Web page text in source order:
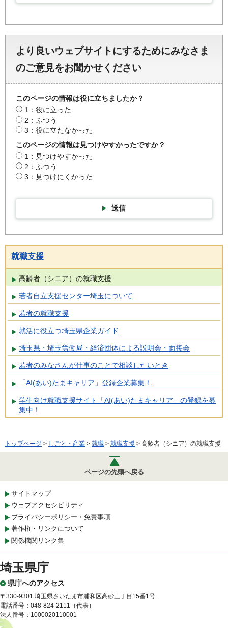
より良いウェブサイトにするためにみなさま
のご意見をお聞かせください
このページの情報は役に立ちましたか？
1：役に立った
2：ふつう
3：役に立たなかった
このページの情報は見つけやすかったですか？
1：見つけやすかった
2：ふつう
3：見つけにくかった
送信
就職支援
高齢者（シニア）の就職支援
若者自立支援センター埼玉について
若者の就職支援
就活に役立つ埼玉県企業ガイド
埼玉県・埼玉労働局・経済団体による説明会・面接会
若者のみなさんが仕事のことで相談したいとき
「AI(あい)たまキャリア」登録企業募集！
学生向け就職支援サイト「AI(あい)たまキャリア」の登録を募
集中！
トップページ > しごと・産業 > 就職 > 就職支援 > 高齢者（シニア）の就職支援
ページの先頭へ戻る
サイトマップ
ウェブアクセシビリティ
プライバシーポリシー・免責事項
著作権・リンクについて
関係機関リンク集
埼玉県庁
県庁へのアクセス
〒330-9301 埼玉県さいたま市浦和区高砂三丁目15番1号
電話番号：048-824-2111（代表）
法人番号：1000020110001